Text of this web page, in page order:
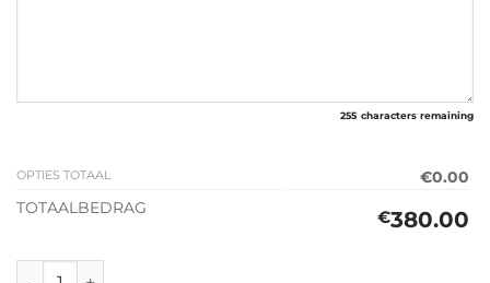
255 characters remaining
OPTIES TOTAAL
€0.00
TOTAALBEDRAG
€380.00
Classic Zonneklep Ford Transit MK1 (1965-1986) aantal